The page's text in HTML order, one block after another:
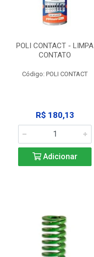
POLI CONTACT - LIMPA
CONTATO
Código: POLI CONTACT
R$ 180,13
Adicionar